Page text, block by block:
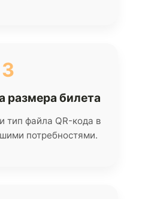
3
размера билета
тип файла QR-кода в
потребностями.